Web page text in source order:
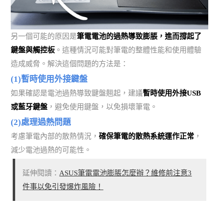
另一個可能的原因是筆電電池的過熱導致膨脹，進而撐起了
鍵盤與觸控板 。這種情況可能對筆電的整體性能和使用體驗
造成威脅。解決這個問題的方法是：
(1)暫時使用外接鍵盤
如果確認是電池過熱導致鍵盤翹起，建議暫時使用外接USB
或藍牙鍵盤 ，避免使用鍵盤，以免損壞筆電。
(2)處理過熱問題
考慮筆電內部的散熱情況，確保筆電的散熱系統運作正常 ，
減少電池過熱的可能性。
延伸閱讀： ASUS筆電電池膨脹怎麼辦？維修前注意3
件事以免引發爆炸風險！